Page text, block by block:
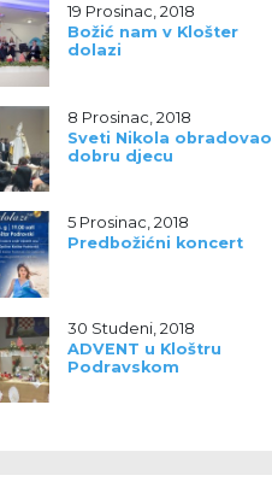
19 Prosinac, 2018
Božić nam v Klošter
dolazi
8 Prosinac, 2018
Sveti Nikola obradovao
dobru djecu
5 Prosinac, 2018
Predbožićni koncert
30 Studeni, 2018
ADVENT u Kloštru
Podravskom